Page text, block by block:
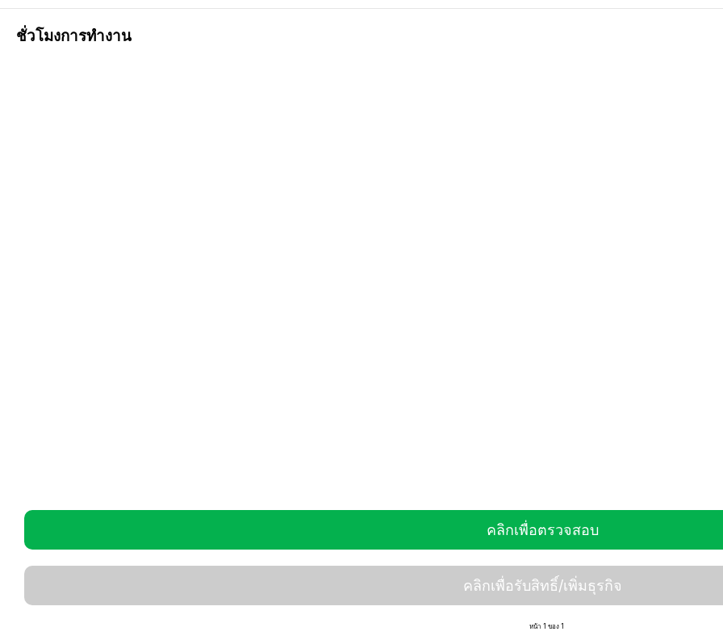
ชั่วโมงการทำงาน
คลิกเพื่อตรวจสอบ
คลิกเพื่อรับสิทธิ์/เพิ่มธุรกิจ
หน้า 1 ของ 1